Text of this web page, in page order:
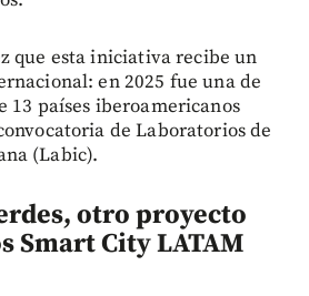
que esta iniciativa recibe un
en 2025 fue una de
13 países iberoamericanos
de Laboratorios de
(Labic).
otro proyecto
Smart City LATAM